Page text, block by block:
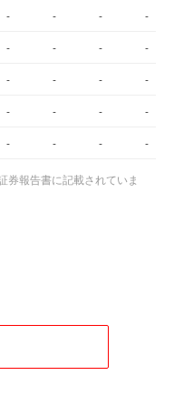
- - - -
- - - -
- - - -
- - - -
- - - -
券報告書に記載されていま